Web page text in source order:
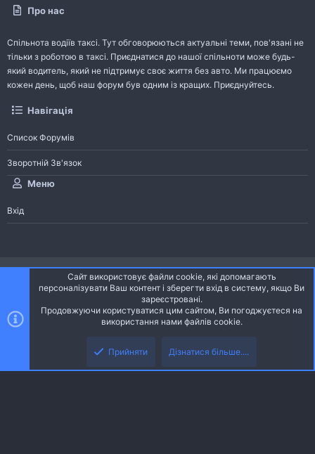
Про нас
Спільнота водіїв таксі. Тут обговорюються актуальні теми, пов'язані не
тільки з роботою в таксі. Приєднатися до нашої спільноти може будь-
який водитель, який не підтримує своє життя без авто. Ми працюємо
кожен день, щоб наш форум був одним із кращих. Приєднуйтесь.
Навігація
Список Форумів
Зворотній Зв'язок
Меню
Вхід
Ніч
Українська (UA)
S
Community platform by XenForo® © 2010-2026 XenForo Ltd.
Community platform by XenForo © 2010-2022 XenForo Ltd. | dev: Pages
Сайт використовує файли cookie, які допомагають
персоналізувати Ваш контент і зберегти вхід в систему, якщо Ви
зареєстровані.
Продовжуючи користуватися цим сайтом, Ви погоджуєтеся на
використання нами файлів cookie.
Прийняти Дізнатися більше....